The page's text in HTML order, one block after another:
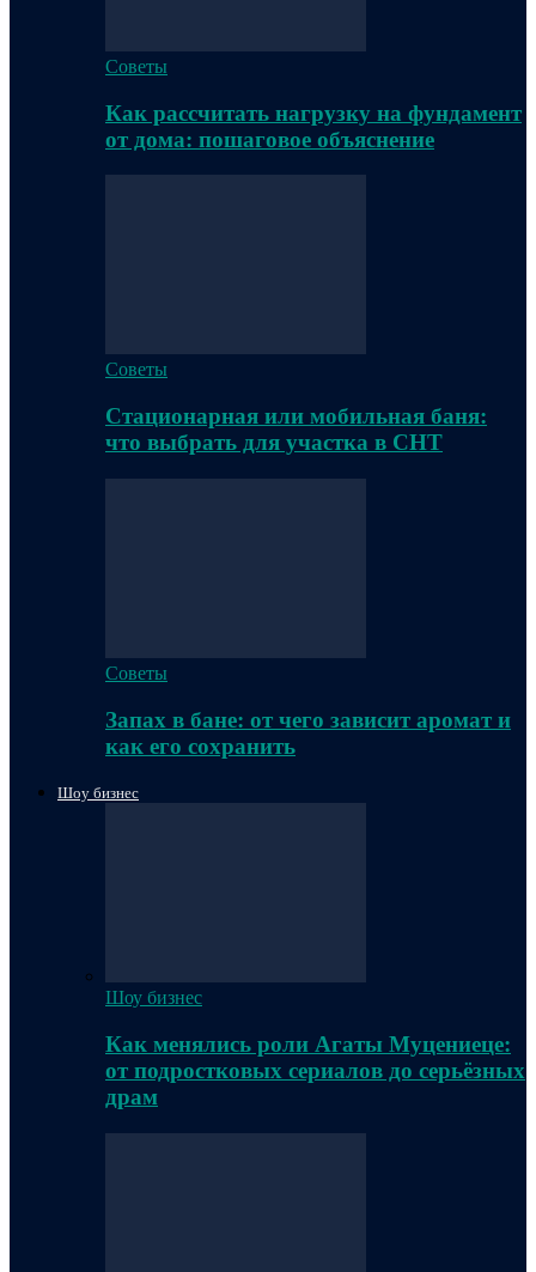
Советы
Как рассчитать нагрузку на фундамент
от дома: пошаговое объяснение
Советы
Стационарная или мобильная баня:
что выбрать для участка в СНТ
Советы
Запах в бане: от чего зависит аромат и
как его сохранить
Шоу бизнес
Шоу бизнес
Как менялись роли Агаты Муцениеце:
от подростковых сериалов до серьёзных
драм